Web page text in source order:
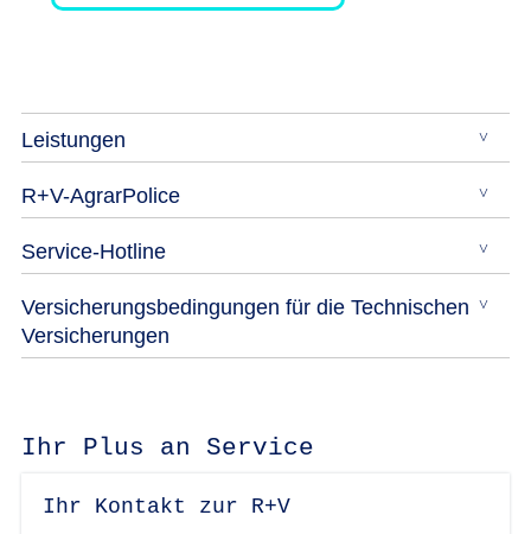
Leistungen
R+V-AgrarPolice
Service-Hotline
Versicherungsbedingungen für die Technischen
Versicherungen
Ihr Plus an Service
Ihr Kontakt zur R+V